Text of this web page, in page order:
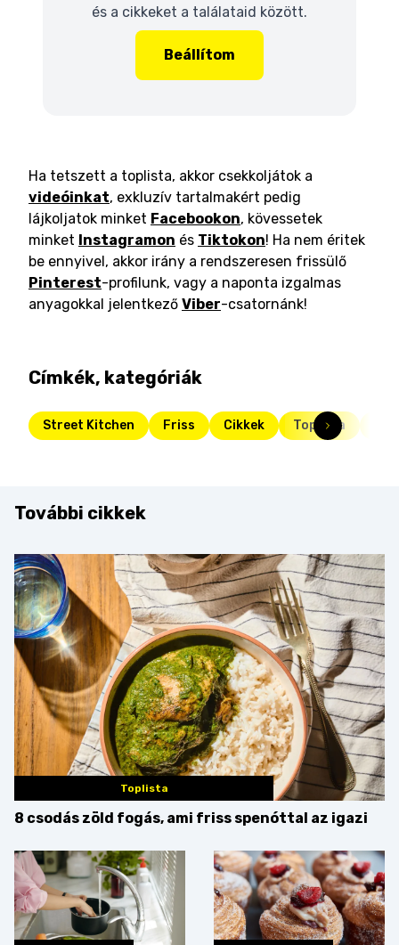
és a cikkeket a találataid között.
Beállítom
Ha tetszett a toplista, akkor csekkoljátok a
videóinkat, exkluzív tartalmakért pedig
lájkoljatok minket Facebookon, kövessetek
minket Instagramon és Tiktokon! Ha nem éritek
be ennyivel, akkor irány a rendszeresen frissülő
Pinterest-profilunk, vagy a naponta izgalmas
anyagokkal jelentkező Viber-csatornánk!
Címkék, kategóriák
Street Kitchen Friss Cikkek Toplista
További cikkek
Toplista
8 csodás zöld fogás, ami friss spenóttal az igazi